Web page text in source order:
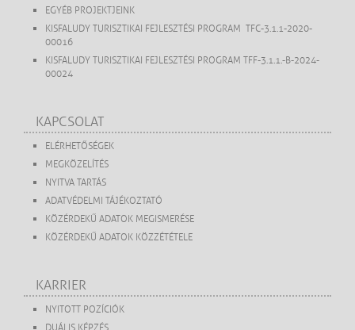
EGYÉB PROJEKTJEINK
KISFALUDY TURISZTIKAI FEJLESZTÉSI PROGRAM TFC-3.1.1-2020-
00016
KISFALUDY TURISZTIKAI FEJLESZTÉSI PROGRAM TFF-3.1.1.-B-2024-
00024
KAPCSOLAT
ELÉRHETŐSÉGEK
MEGKÖZELÍTÉS
NYITVA TARTÁS
ADATVÉDELMI TÁJÉKOZTATÓ
KÖZÉRDEKŰ ADATOK MEGISMERÉSE
KÖZÉRDEKŰ ADATOK KÖZZÉTÉTELE
KARRIER
NYITOTT POZÍCIÓK